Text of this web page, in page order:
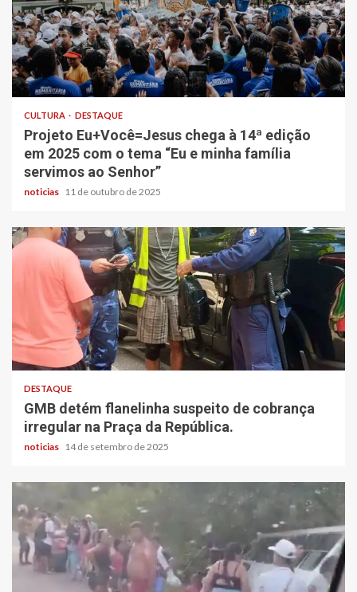
CULTURA DESTAQUE
Projeto Eu+Você=Jesus chega à 14ª edição
em 2025 com o tema “Eu e minha família
servimos ao Senhor”
noticias 11 de outubro de 2025
DESTAQUE
GMB detém flanelinha suspeito de cobrança
irregular na Praça da República.
noticias 14 de setembro de 2025